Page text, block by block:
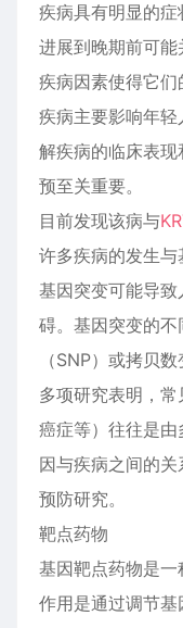
疾病具有明显的
进展到晚期前可
疾病因素使得它
疾病主要影响年
解疾病的临床表
预至关重要。
目前发现该病与
许多疾病的发生
基因突变可能导
碍。基因突变的
（SNP）或拷贝
多项研究表明，
癌症等）往往是
因与疾病之间的
预防研究。
靶点药物
基因靶点药物是
作用是通过调节